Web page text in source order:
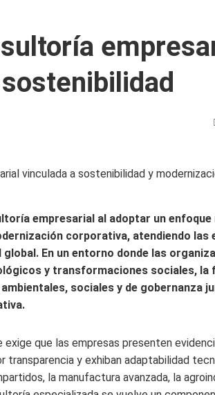
empresarial al adoptar un enfoque
corporativa, atendiendo las
En un entorno donde las
y transformaciones sociales, la
sociales y de gobernanza
que las empresas presenten
y exhiban adaptabilidad
la manufactura avanzada, la